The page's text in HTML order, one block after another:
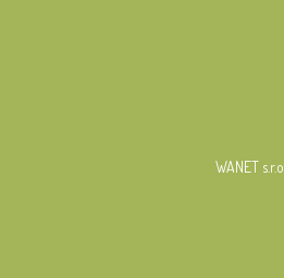
WANET s.r.o.